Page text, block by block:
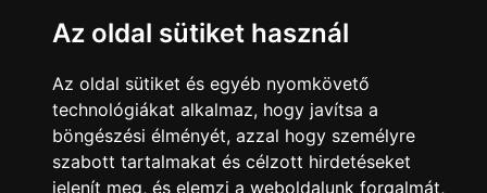
Puppenmuseum
Az oldal sütiket használ
Az oldal sütiket és egyéb nyomkövető
technológiákat alkalmaz, hogy javítsa a
böngészési élményét, azzal hogy személyre
szabott tartalmakat és célzott hirdetéseket
jelenít meg, és elemzi a weboldalunk forgalmát,